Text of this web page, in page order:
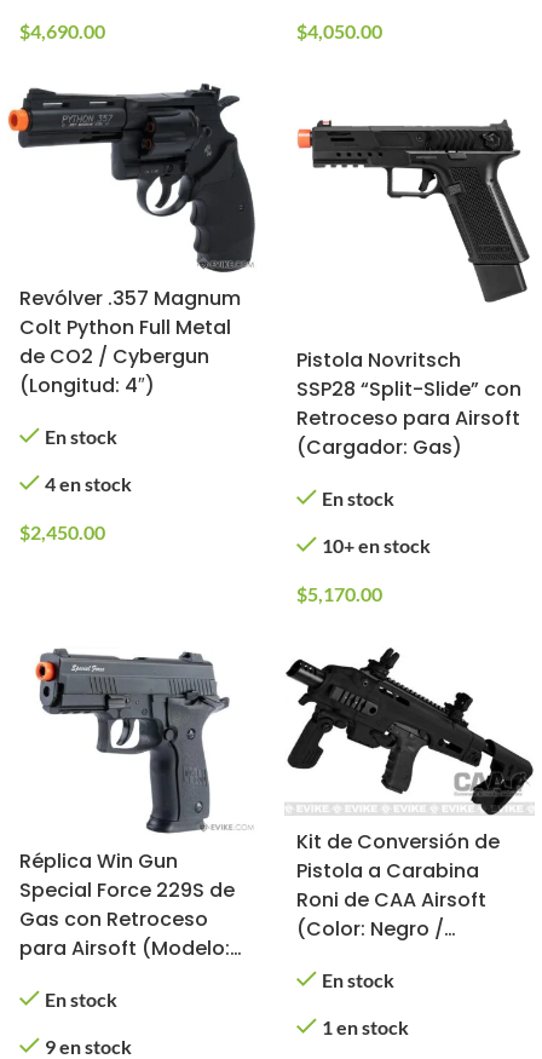
$4,690.00 $4,050.00
Revólver .357 Magnum
Colt Python Full Metal
de CO2 / Cybergun
(Longitud: 4″)
En stock
4 en stock
$2,450.00
Pistola Novritsch
SSP28 “Split-Slide” con
Retroceso para Airsoft
(Cargador: Gas)
En stock
10+ en stock
$5,170.00
Réplica Win Gun
Special Force 229S de
Gas con Retroceso
para Airsoft (Modelo:
En stock
9 en stock
Kit de Conversión de
Pistola a Carabina
Roni de CAA Airsoft
(Color: Negro /
En stock
1 en stock